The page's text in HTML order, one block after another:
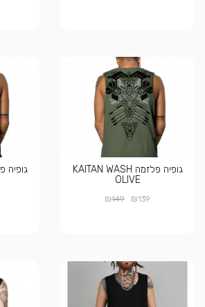
גופיה פלזמה KAITAN WASH
OLIVE
₪139
₪149